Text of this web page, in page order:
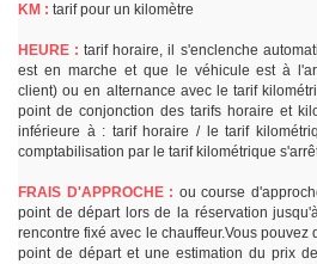
KM : tarif pour un kilomètre
HEURE : tarif horaire, il s'enclenche
est en marche et que le véhicule est à
client) ou en alternance avec le tarif
point de conjonction des tarifs horaire et
inférieure à : tarif horaire / le tarif
comptabilisation par le tarif kilométrique
FRAIS D'APPROCHE : ou course
point de départ lors de la réservation
rencontre fixé avec le chauffeur.Vous
point de départ et une estimation du prix